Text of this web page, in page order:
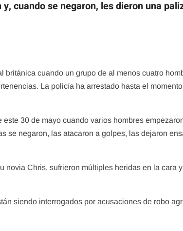
cuando se negaron, les dieron una
cuando un grupo de al menos cuatro
La policía ha arrestado hasta el
30 de mayo cuando varios hombres
se negaron, las atacaron a golpes, las dejaron
Chris, sufrieron múltiples heridas en la cara
siendo interrogados por acusaciones de robo